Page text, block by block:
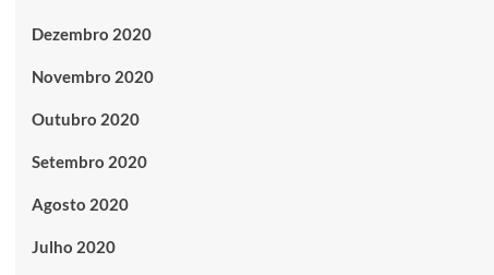
Dezembro 2020
Novembro 2020
Outubro 2020
Setembro 2020
Agosto 2020
Julho 2020